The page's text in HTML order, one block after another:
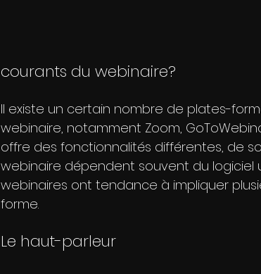
courants du webinaire?
Il existe un certain nombre de plates-
webinaire, notamment Zoom,
offre des fonctionnalités différentes, de
webinaire dépendent souvent du logiciel
webinaires ont tendance à impliquer
forme.
Le haut-parleur